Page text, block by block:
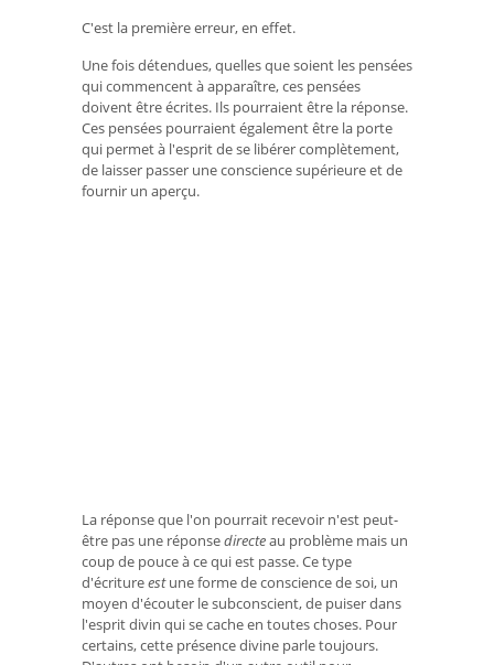
C'est la première erreur, en effet.
Une fois détendues, quelles que soient les pensées
qui commencent à apparaître, ces pensées
doivent être écrites. Ils pourraient être la réponse.
Ces pensées pourraient également être la porte
qui permet à l'esprit de se libérer complètement,
de laisser passer une conscience supérieure et de
fournir un aperçu.
La réponse que l'on pourrait recevoir n'est peut-
être pas une réponsedirecteau problème mais un
coup de pouce à ce qui est passe. Ce type
d'écritureestune forme de conscience de soi, un
moyen d'écouter le subconscient, de puiser dans
l'esprit divin qui se cache en toutes choses. Pour
certains, cette présence divine parle toujours.